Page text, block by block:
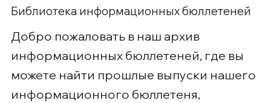
Библиотека информационных бюллетеней
Добро пожаловать в наш архив
информационных бюллетеней, где вы
можете найти прошлые выпуски нашего
информационного бюллетеня,